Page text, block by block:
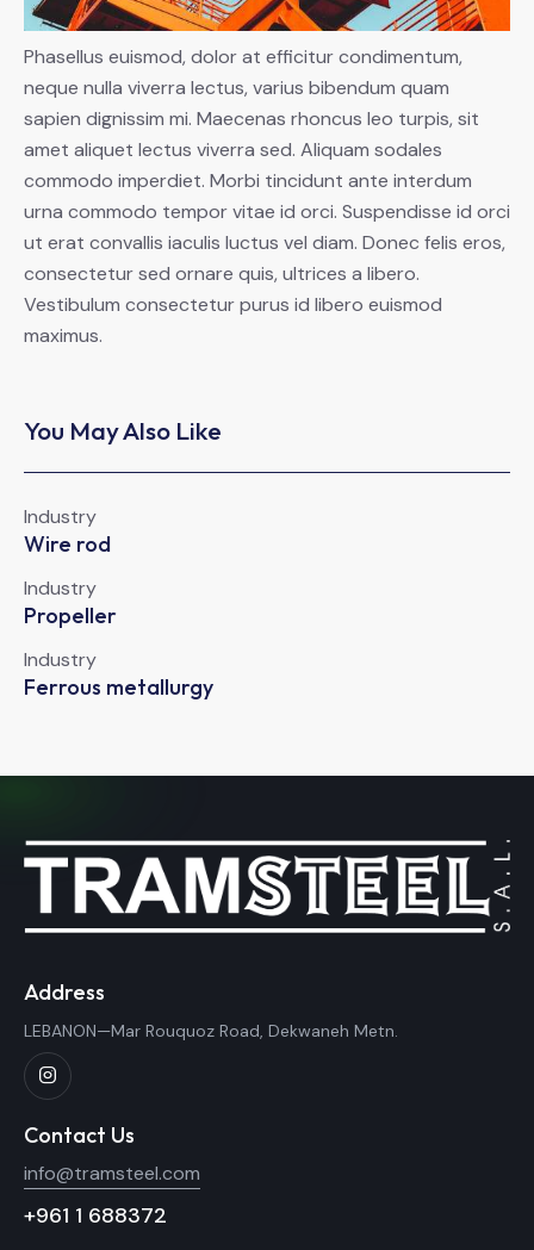
Phasellus euismod, dolor at efficitur condimentum,
neque nulla viverra lectus, varius bibendum quam
sapien dignissim mi. Maecenas rhoncus leo turpis, sit
amet aliquet lectus viverra sed. Aliquam sodales
commodo imperdiet. Morbi tincidunt ante interdum
urna commodo tempor vitae id orci. Suspendisse id orci
ut erat convallis iaculis luctus vel diam. Donec felis eros,
consectetur sed ornare quis, ultrices a libero.
Vestibulum consectetur purus id libero euismod
maximus.
You May Also Like
Industry
Wire rod
Industry
Propeller
Industry
Ferrous metallurgy
Address
LEBANON—Mar Rouquoz Road, Dekwaneh Metn.
Contact Us
info@tramsteel.com
+961 1 688372